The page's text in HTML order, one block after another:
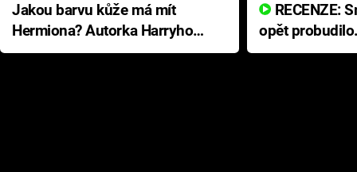
Jakou barvu kůže má mít
Hermiona? Autorka Harryho
Pottera přišla s ráznou
opět
přichází s